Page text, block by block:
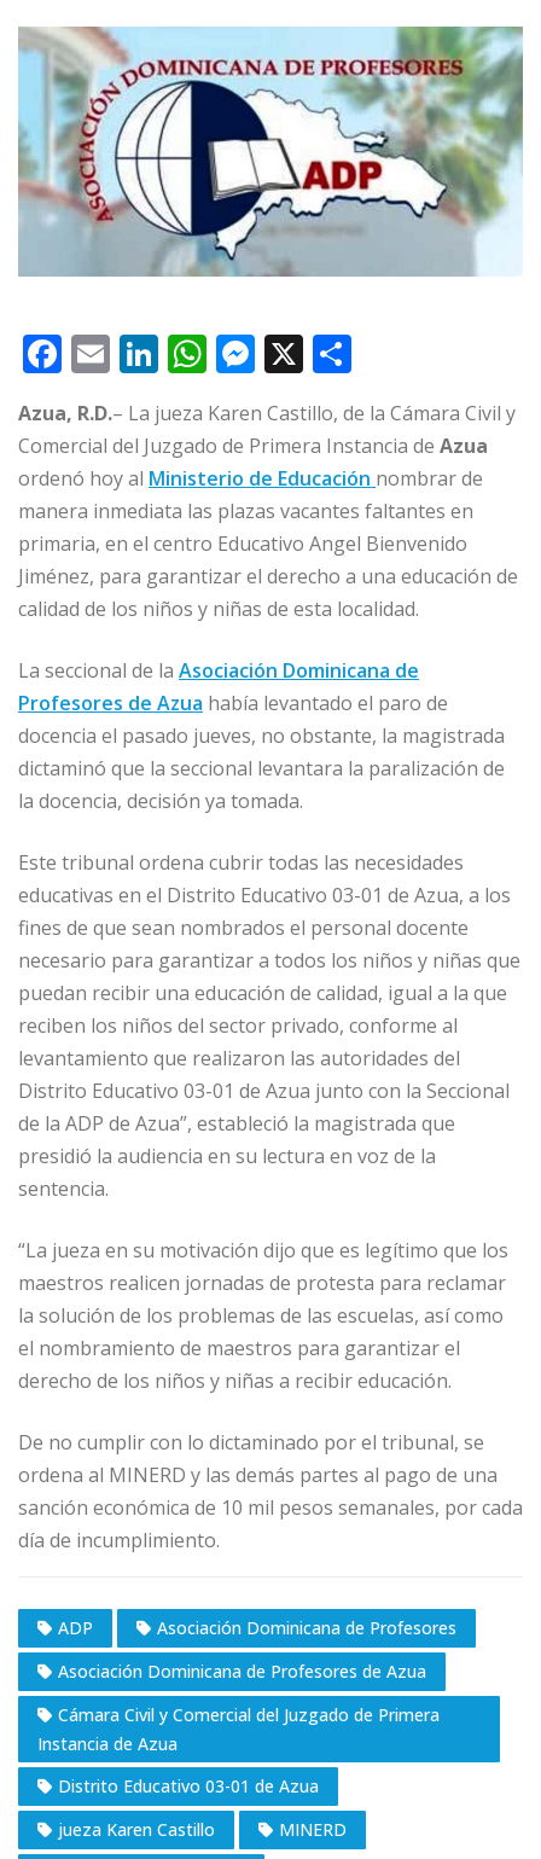
F
a
c
e
b
o
o
k
E
m
ai
l
Li
k
e
dI
n
W
h
at
s
A
p
p
M
e
ss
e
n
g
e
r
X
o
m
p
ar
ti
r
Azua, R.D.– La jueza Karen Castillo, de la Cámara Civil y
Comercial del Juzgado de Primera Instancia de Azua
ordenó hoy al Ministerio de Educación nombrar de
manera inmediata las plazas vacantes faltantes en
primaria, en el centro Educativo Angel Bienvenido
Jiménez, para garantizar el derecho a una educación de
calidad de los niños y niñas de esta localidad.
La seccional de la Asociación Dominicana de
Profesores de Azua había levantado el paro de
docencia el pasado jueves, no obstante, la magistrada
dictaminó que la seccional levantara la paralización de
la docencia, decisión ya tomada.
Este tribunal ordena cubrir todas las necesidades
educativas en el Distrito Educativo 03-01 de Azua, a los
fines de que sean nombrados el personal docente
necesario para garantizar a todos los niños y niñas que
puedan recibir una educación de calidad, igual a la que
reciben los niños del sector privado, conforme al
levantamiento que realizaron las autoridades del
Distrito Educativo 03-01 de Azua junto con la Seccional
de la ADP de Azua”, estableció la magistrada que
presidió la audiencia en su lectura en voz de la
sentencia.
“La jueza en su motivación dijo que es legítimo que los
maestros realicen jornadas de protesta para reclamar
la solución de los problemas de las escuelas, así como
el nombramiento de maestros para garantizar el
derecho de los niños y niñas a recibir educación.
De no cumplir con lo dictaminado por el tribunal, se
ordena al MINERD y las demás partes al pago de una
sanción económica de 10 mil pesos semanales, por cada
día de incumplimiento.
ADP
Asociación Dominicana de Profesores
Asociación Dominicana de Profesores de Azua
Cámara Civil y Comercial del Juzgado de Primera
Instancia de Azua
Distrito Educativo 03-01 de Azua
jueza Karen Castillo
MINERD